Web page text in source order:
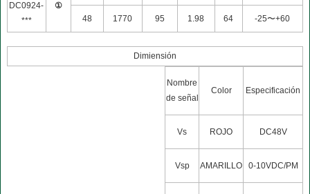
DC0924-
***
①
48 1770 95 1.98 64 -25〜+60
Dimiensión
Nombre
de señal
Color Especificación
Vs ROJO DC48V
Vsp AMARILLO 0-10VDC/PM